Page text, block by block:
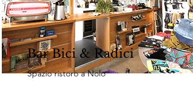
Bar Bici & Radici
Spazio ristoro a Nolo